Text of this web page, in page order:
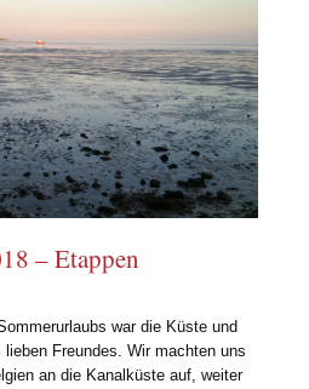
– Etappen
war die Küste und
Freundes. Wir machten uns
an die Kanalküste auf, weiter